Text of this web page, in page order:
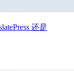
还是